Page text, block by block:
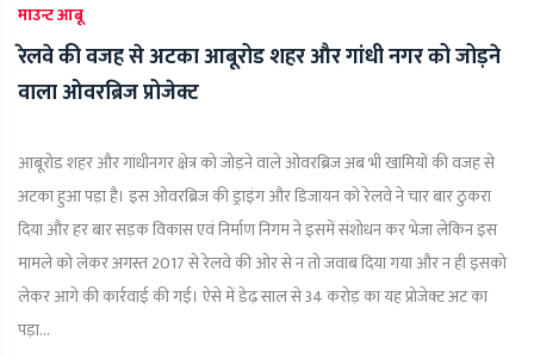
माउन्ट आबू
रेलवे की वजह से अटका आबूरोड शहर और गांधी नगर को जोड़ने
वाला ओवरब्रिज प्रोजेक्ट
आबूरोड शहर और गांधीनगर क्षेत्र को जोड़ने वाले ओवरब्रिज अब भी खामियों की वजह से
अटका हुआ पड़ा है। इस ओवरब्रिज की ड्राइंग और डिजायन को रेलवे ने चार बार ठुकरा
दिया और हर बार सड़क विकास एवं निर्माण निगम ने इसमें संशोधन कर भेजा लेकिन इस
मामले को लेकर अगस्त 2017 से रेलवे की ओर से न तो जवाब दिया गया और न ही इसको
लेकर आगे की कार्रवाई की गई। ऐसे में डेढ़ साल से 34 करोड़ का यह प्रोजेक्ट अट का
पड़ा...